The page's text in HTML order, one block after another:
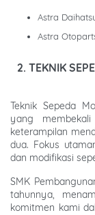
Astra
Astra
2. TEKNIK
Teknik Sepeda
yang
keterampilan
dua. Fokus
dan modifikasi
SMK
tahunnya,
komitmen kami